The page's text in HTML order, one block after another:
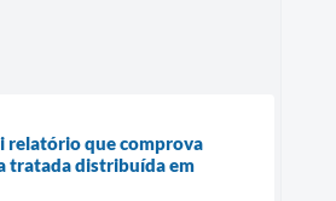
relatório que comprova
tratada distribuída em